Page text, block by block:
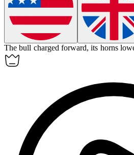
The bull charged forward, its horns